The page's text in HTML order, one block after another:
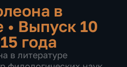
в
• Выпуск 10
года
в литературе